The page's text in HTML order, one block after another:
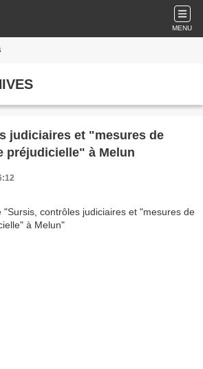
MENU
judiciaires et "mesures de
préjudicielle" à Melun